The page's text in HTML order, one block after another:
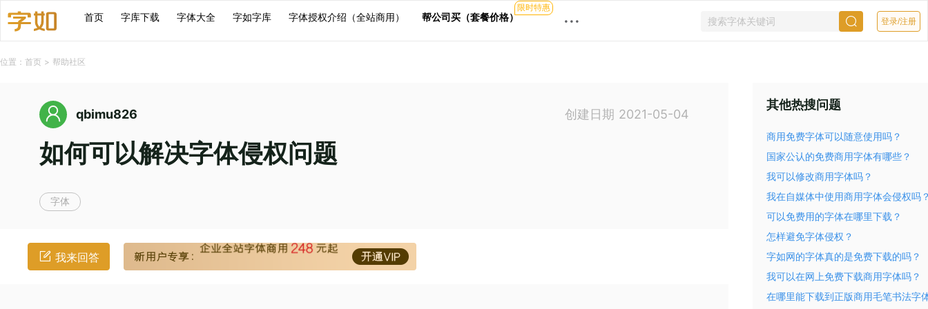
首页 字库下载 字体大全 字如字库 字体授权介绍（全站商用） 帮公司买（套餐价格）限时特惠 ··· 登录/注册
位置： 首页 > 帮助社区
qbimu826 创建日期 2021-05-04
如何可以解决字体侵权问题
字体
我来回答
其他热搜问题
商用免费字体可以随意使用吗？
国家公认的免费商用字体有哪些？
我可以修改商用字体吗？
我在自媒体中使用商用字体会侵权吗
可以免费用的字体在哪里下载？
怎样避免字体侵权？
字如网的字体真的是免费下载的吗？
我可以在网上免费下载商用字体吗？
在哪里能下载到正版商用毛笔书法字